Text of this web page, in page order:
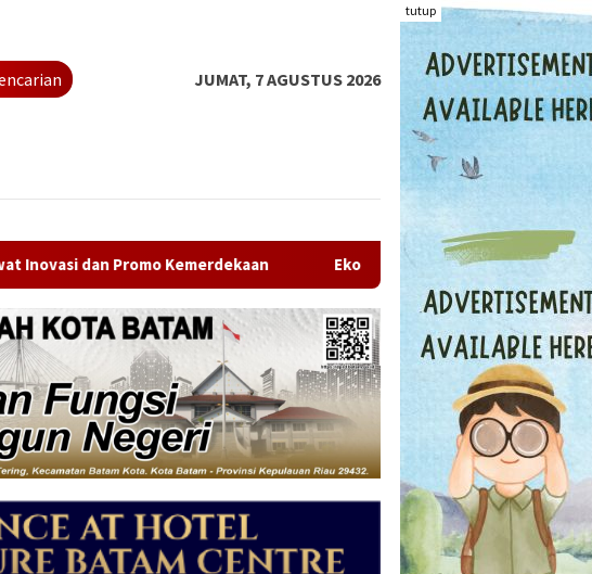
tutup
JUMAT, 7 AGUSTUS 2026
Ekonomi Kepri Tumbuh Cepat 6,99 Persen di Triwulan II 2026,